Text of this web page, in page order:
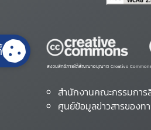
สงวนสิทธิ์ภายใต้สัญญาอนุญาต Creative
สำนักงานคณะกรรมกา
ศูนย์ข้อมูลข่าวสารของท